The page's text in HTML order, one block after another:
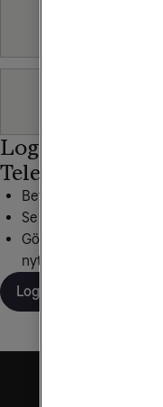
Logga in på Mitt
Tele2
Betala dina fakturor
Se din surfförbrukning
Gör inställningar,
nytt SIM och mer
Logga in